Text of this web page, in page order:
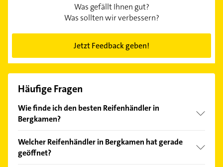
Was gefällt Ihnen gut?
Was sollten wir verbessern?
Jetzt Feedback geben!
Häufige Fragen
Wie finde ich den besten Reifenhändler in
Bergkamen?
Kundenmeinungen und profitieren Sie von den
Empfehlungen. Die Suchergebnisse können Sie sich
Welcher Reifenhändler in Bergkamen hat gerade
geöffnet?